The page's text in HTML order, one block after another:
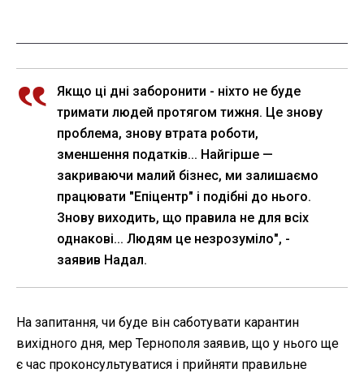
Якщо ці дні заборонити - ніхто не буде
тримати людей протягом тижня. Це знову
проблема, знову втрата роботи,
зменшення податків... Найгірше —
закриваючи малий бізнес, ми залишаємо
працювати "Епіцентр" і подібні до нього.
Знову виходить, що правила не для всіх
однакові... Людям це незрозуміло", -
заявив Надал.
На запитання, чи буде він саботувати карантин
вихідного дня, мер Тернополя заявив, що у нього ще
є час проконсультуватися і прийняти правильне